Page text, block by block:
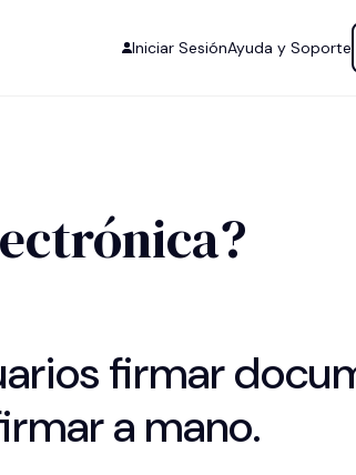
Iniciar SesiónAyuda y Soporte
firmar
a mano.